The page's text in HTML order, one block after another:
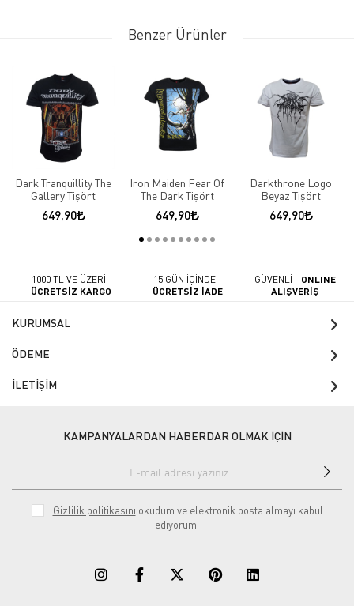
Benzer Ürünler
Dark Tranquillity The
Gallery Tişört
649,90
Iron Maiden Fear Of
The Dark Tişört
649,90
Darkthrone Logo
Beyaz Tişört
649,90
1000 TL VE ÜZERİ
-ÜCRETSİZ KARGO
15 GÜN İÇİNDE -
ÜCRETSİZ İADE
GÜVENLİ - ONLINE
ALIŞVERİŞ
KURUMSAL
ÖDEME
İLETİŞİM
KAMPANYALARDAN HABERDAR OLMAK İÇİN
Gizlilik politikasını okudum ve elektronik posta almayı kabul
ediyorum.